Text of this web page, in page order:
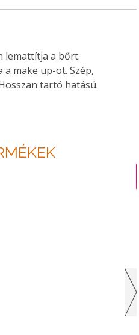
lemattítja a bőrt.
a make up-ot. Szép,
tartó hatású.